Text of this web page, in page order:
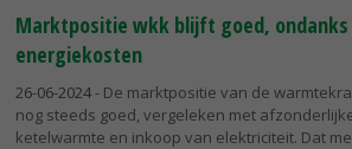
Marktpositie wkk blijft goed,
energiekosten
26-06-2024- De marktpositie van de
nog steeds goed, vergeleken met
ketelwarmte en inkoop van elektriciteit. Dat